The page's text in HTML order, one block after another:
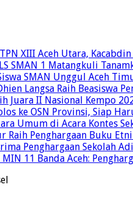
XIII Aceh Utara, Kacabdin
SMAN 1 Matangkuli
SMAN Unggul Aceh
Langsa Raih Beasiswa
Juara II Nasional Kempo
ke OSN Provinsi, Siap
Umum di Acara Kontes
Raih Penghargaan Buku
Penghargaan Sekolah
11 Banda Aceh: